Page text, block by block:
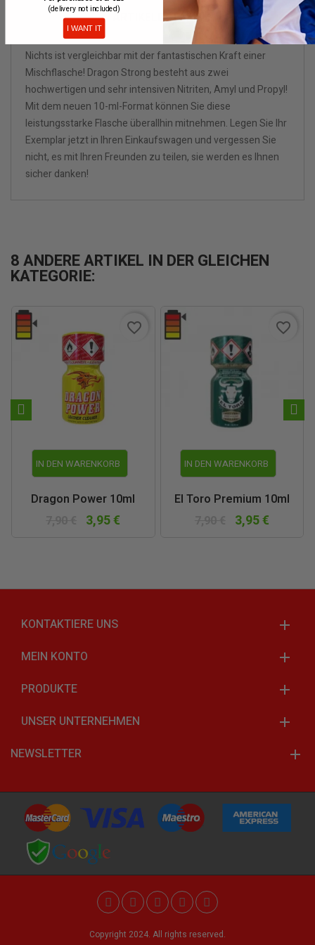
ARTIKELDETAILS
Nichts ist vergleichbar mit der fantastischen Kraft einer
Mischflasche! Dragon Strong besteht aus zwei
hochwertigen und sehr intensiven Nitriten, Amyl und Propyl!
Mit dem neuen 10-ml-Format können Sie diese
leistungsstarke Flasche überallhin mitnehmen. Legen Sie Ihr
Exemplar jetzt in Ihren Einkaufswagen und vergessen Sie
nicht, es mit Ihren Freunden zu teilen, sie werden es Ihnen
sicher danken!
8 ANDERE ARTIKEL IN DER GLEICHEN
KATEGORIE:
IN DEN WARENKORB
Dragon Power 10ml
3,95 €
favorite_border
IN DEN WARENKORB
El Toro Premium 10ml
3,95 €
favorite_border
KONTAKTIERE UNS
MEIN KONTO
PRODUKTE
UNSER UNTERNEHMEN
NEWSLETTER
Copyright 2024. All rights reserved.
(delivery not included)
I WANT IT